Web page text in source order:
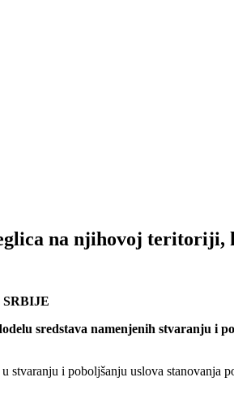
na njihovoj
sredstava namenjenih stvaranju
u stvaranju i poboljšanju uslova stanovanja